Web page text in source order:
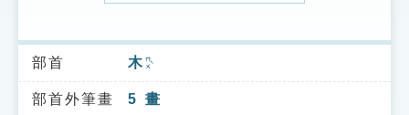
索引選單
知識索引
部首 木ㄇㄨˋ
部首外筆畫 5 畫